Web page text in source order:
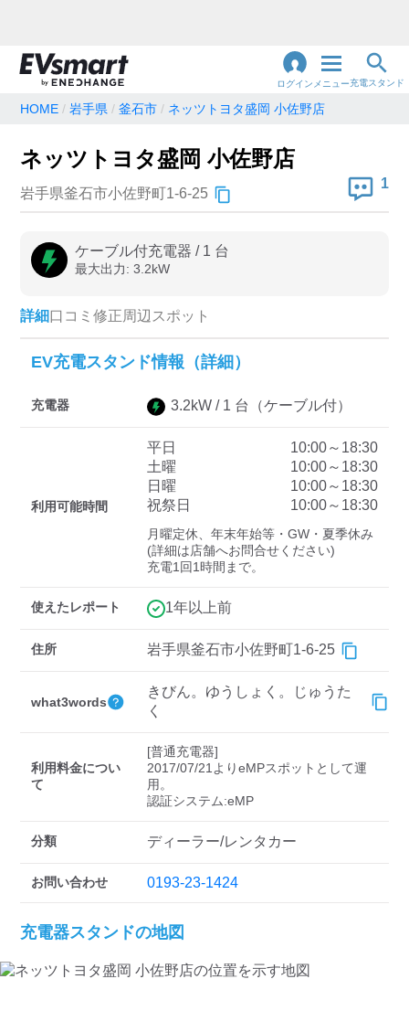
ログイン メニュー充電スタンド
地名・観光スポット・住所で検索
充電器の種類
急速充電器のみ表示
高速道路上のみ表示
認証システム
EV充電エネチェンジ e-Mobility Power
三菱ディーラーを表示
日産ディーラーを表示
トヨタディーラーを表
充電器の出力
すべて 中速-20kW-以上 急速-44kW-以上
車種
HOME 岩手県 釜石市 ネッツトヨタ盛岡 小佐野店
ネッツトヨタ盛岡 小佐野店
岩手県釜石市小佐野町1-6-25
1
ケーブル付充電器 / 1 台
最大出力: 3.2kW
詳細口コミ 修正周辺スポット
EV充電スタンド情報（詳細）
充電器 3.2kW / 1 台 （ケーブル付）
利用可能時間
平日
10:00～18:30
土曜
10:00～18:30
日曜
10:00～18:30
祝祭日
10:00～18:30
月曜定休、年末年始等・GW・夏季休み
(詳細は店舗へお問合せください)
充電1回1時間まで。
使えたレポート 1年以上前
住所 岩手県釜石市小佐野町1-6-25
what3words
きびん。ゆうしょく。じゅうた
く
利用料金につい
て
[普通充電器]
2017/07/21よりeMPスポットとして運
用。
分類 ディーラー/レンタカー
お問い合わせ 0193-23-1424
充電器スタンドの地図